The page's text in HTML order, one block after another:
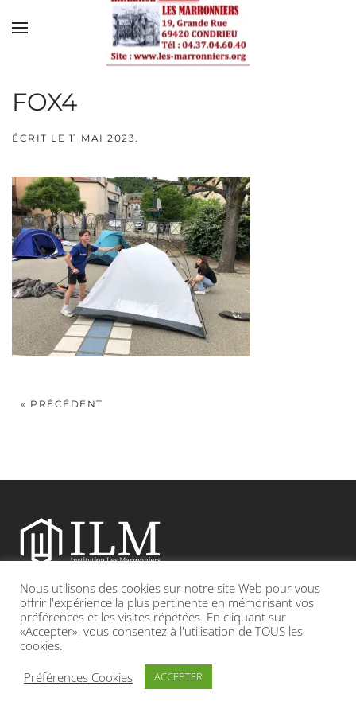
Skip to main content
FOX4
ÉCRIT LE 11 MAI 2023.
« PRÉCÉDENT
Etablissement catholique sous contrat d’association avec l’Etat
Adresse : 19, Grande rue 69420 CONDRIEU
INFOS LÉGALES POLITIQUE DE CONFIDENTIALITÉ
Nous utilisons des cookies sur notre site Web pour vous
offrir l'expérience la plus pertinente en mémorisant vos
préférences et les visites répétées. En cliquant sur
«Accepter», vous consentez à l'utilisation de TOUS les
cookies.
Préférences Cookies
ACCEPTER